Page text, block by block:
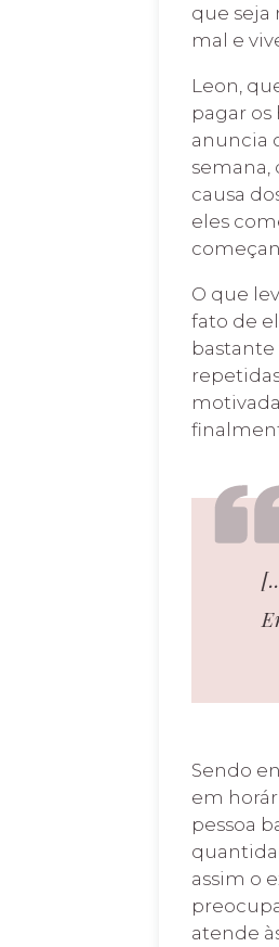
que seja
mal e
Leon,
pagar
anuncia
semana,
causa
eles
O que
fato de
bastante
Sendo
em
pessoa
assim o
atende